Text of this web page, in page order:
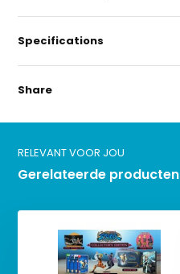
Specifications
Share
RELEVANT VOOR JOU
Gerelateerde producten